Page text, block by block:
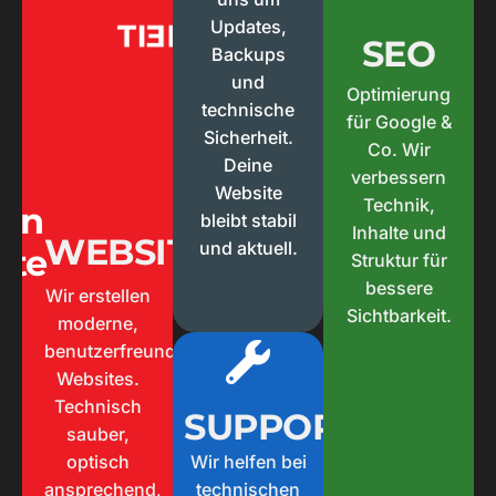
WEBSITE
Wir erstellen
moderne,
benutzerfreundliche
Websites.
Technisch
sauber,
optisch
ansprechend,
Updates,
Backups
und
technische
Sicherheit.
Deine
Website
bleibt stabil
und aktuell.
SICHERHEIT
Regelmäßige
Wartung, bevor
Probleme
entstehen
MEHR
SUPPORT
Wir helfen bei
technischen
MEHR
ERFAHREN
SEO
Optimierung
für Google &
Co. Wir
verbessern
Technik,
Inhalte und
Struktur für
bessere
Sichtbarkeit.
Daten die Sinn